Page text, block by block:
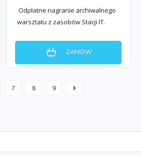
Odpłatne nagranie archiwalnego
warsztatu z zasobów Stacji IT.
ZAMÓW
7 8 9